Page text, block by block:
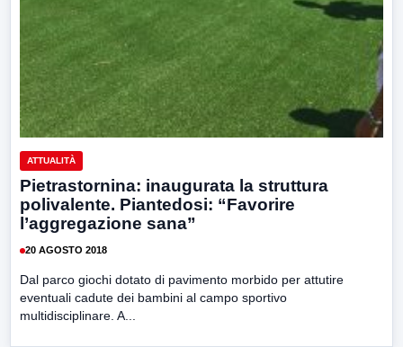
ATTUALITÀ
Pietrastornina: inaugurata la struttura
polivalente. Piantedosi: “Favorire
l’aggregazione sana”
20 AGOSTO 2018
Dal parco giochi dotato di pavimento morbido per attutire
eventuali cadute dei bambini al campo sportivo
multidisciplinare. A...